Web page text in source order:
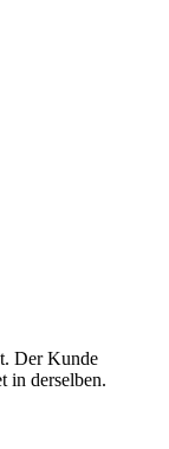
Der Kunde
in derselben.